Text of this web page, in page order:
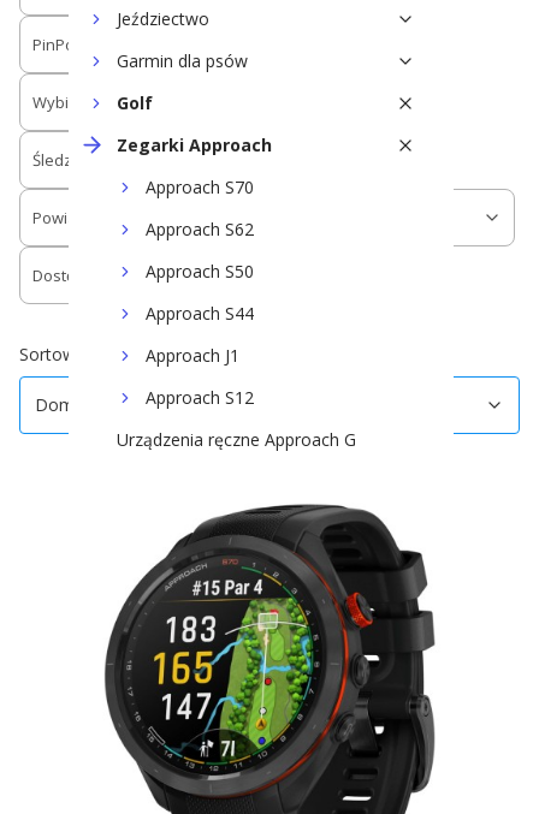
Jeździectwo
Garmin dla psów
Golf
Zegarki Approach
Approach S70
Approach S62
Approach S50
Approach S44
Approach J1
Approach S12
Urządzenia ręczne Approach G
Dalmierz laserowy Approach Z
Symulatory i monitory uderzeń
Approach R
Marine
Morskie Systemy Audio Fusion
TACX
PinPointer
Wybieranie celów dotknięciem
Śledzenie dziennej aktywności
Powiadomienia z telefonu
Dostępność
Sortowanie: Domyślne
Domyślne